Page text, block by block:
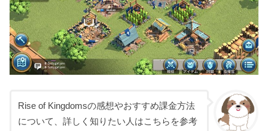
Rise of Kingdomsの感想やおすすめ課金方法
について、詳しく知りたい人はこちらを参考